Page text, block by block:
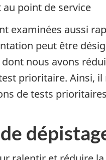
point de service
examinées aussi
peut être
nous avons
prioritaire. Ainsi,
de tests